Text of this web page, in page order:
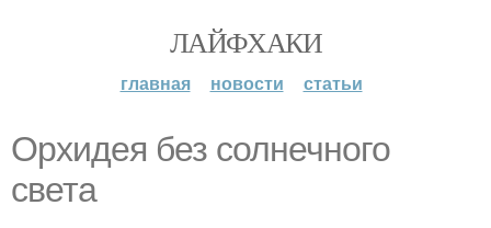
ЛАЙФХАКИ
главная новости статьи
Орхидея без солнечного
света